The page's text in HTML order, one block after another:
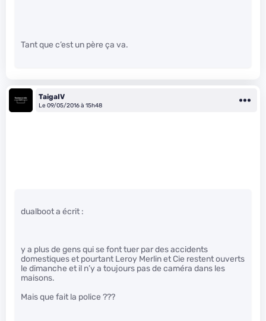
Tant que c’est un père ça va.
TaigaIV
Le 09/05/2016 à 15h48
dualboot a écrit :
y a plus de gens qui se font tuer par des accidents
domestiques et pourtant Leroy Merlin et Cie restent ouverts
le dimanche et il n’y a toujours pas de caméra dans les
maisons.
Mais que fait la police ???